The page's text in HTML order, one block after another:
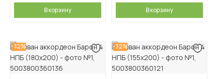
В корзину В корзину
-32% -32%